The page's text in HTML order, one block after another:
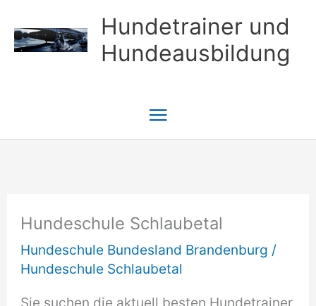
Inhalt
springen
Hundetrainer und
Hundeausbildung
Hauptmenü
Hundeschule Schlaubetal
Hundeschule Bundesland Brandenburg /
Hundeschule Schlaubetal